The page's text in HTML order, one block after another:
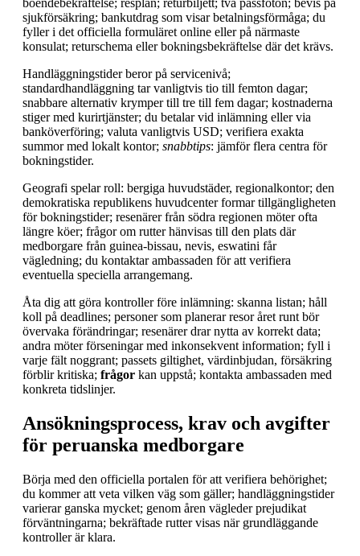
boendebekräftelse; resplan; returbiljett; två passfoton; bevis på
sjukförsäkring; bankutdrag som visar betalningsförmåga; du
fyller i det officiella formuläret online eller på närmaste
konsulat; returschema eller bokningsbekräftelse där det krävs.
Handläggningstider beror på servicenivå;
standardhandläggning tar vanligtvis tio till femton dagar;
snabbare alternativ krymper till tre till fem dagar; kostnaderna
stiger med kurirtjänster; du betalar vid inlämning eller via
banköverföring; valuta vanligtvis USD; verifiera exakta
summor med lokalt kontor; snabbtips: jämför flera centra för
bokningstider.
Geografi spelar roll: bergiga huvudstäder, regionalkontor; den
demokratiska republikens huvudcenter formar tillgängligheten
för bokningstider; resenärer från södra regionen möter ofta
längre köer; frågor om rutter hänvisas till den plats där
medborgare från guinea-bissau, nevis, eswatini får
vägledning; du kontaktar ambassaden för att verifiera
eventuella speciella arrangemang.
Åta dig att göra kontroller före inlämning: skanna listan; håll
koll på deadlines; personer som planerar resor året runt bör
övervaka förändringar; resenärer drar nytta av korrekt data;
andra möter förseningar med inkonsekvent information; fyll i
varje fält noggrant; passets giltighet, värdinbjudan, försäkring
förblir kritiska; frågor kan uppstå; kontakta ambassaden med
konkreta tidslinjer.
Ansökningsprocess, krav och avgifter
för peruanska medborgare
Börja med den officiella portalen för att verifiera behörighet;
du kommer att veta vilken väg som gäller; handläggningstider
varierar ganska mycket; genom åren vägleder prejudikat
förväntningarna; bekräftade rutter visas när grundläggande
kontroller är klara.